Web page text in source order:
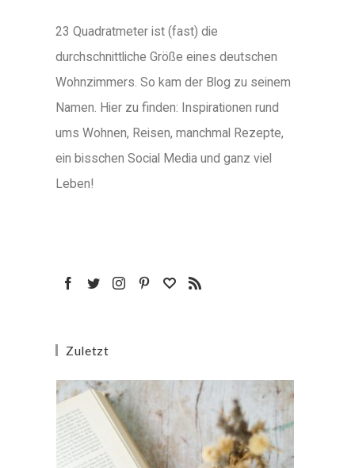
23 Quadratmeter ist (fast) die
durchschnittliche Größe eines deutschen
Wohnzimmers. So kam der Blog zu seinem
Namen. Hier zu finden: Inspirationen rund
ums Wohnen, Reisen, manchmal Rezepte,
ein bisschen Social Media und ganz viel
Leben!
Zuletzt